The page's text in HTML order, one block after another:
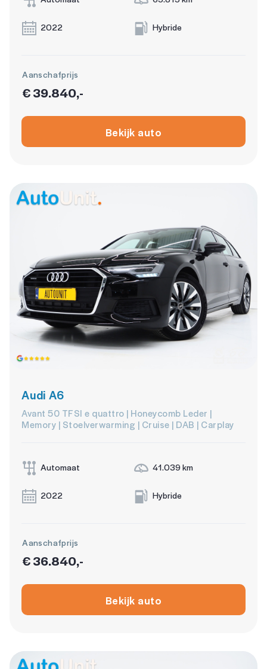
2022 Hybride
Aanschafprijs
€ 39.840,-
Bekijk auto
Audi A6
Avant 50 TFSI e quattro | Honeycomb Leder |
Memory | Stoelverwarming | Cruise | DAB | Carplay
Automaat 41.039 km
2022 Hybride
Aanschafprijs
€ 36.840,-
Bekijk auto